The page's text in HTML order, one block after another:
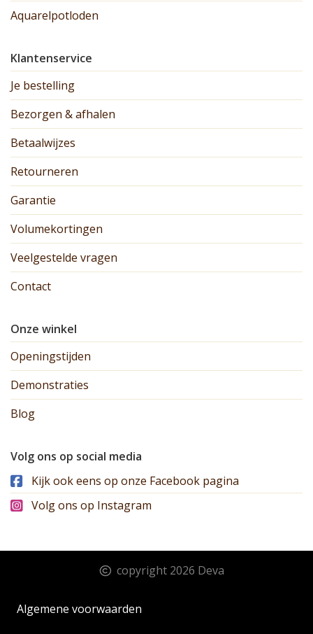
Aquarelpotloden
Klantenservice
Je bestelling
Bezorgen & afhalen
Betaalwijzes
Retourneren
Garantie
Volumekortingen
Veelgestelde vragen
Contact
Onze winkel
Openingstijden
Demonstraties
Blog
Volg ons op social media
Kijk ook eens op onze Facebook pagina
Volg ons op Instagram
copyright 2026 Deva
Algemene voorwaarden